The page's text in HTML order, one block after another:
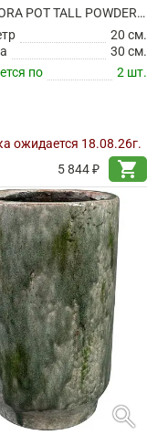
ВАЗА FLORA POT TALL POWDER TAUPE
20 см.
30 см.
по
2 шт.
ожидается 18.08.26г.
5 844 ₽
shopping_cart
search